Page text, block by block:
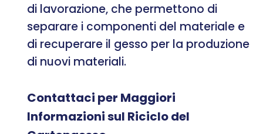
di lavorazione, che permettono di
separare i componenti del materiale e
di recuperare il gesso per la produzione
di nuovi materiali.
Contattaci per Maggiori
Informazioni sul Riciclo del